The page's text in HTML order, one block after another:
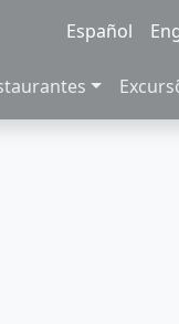
Español